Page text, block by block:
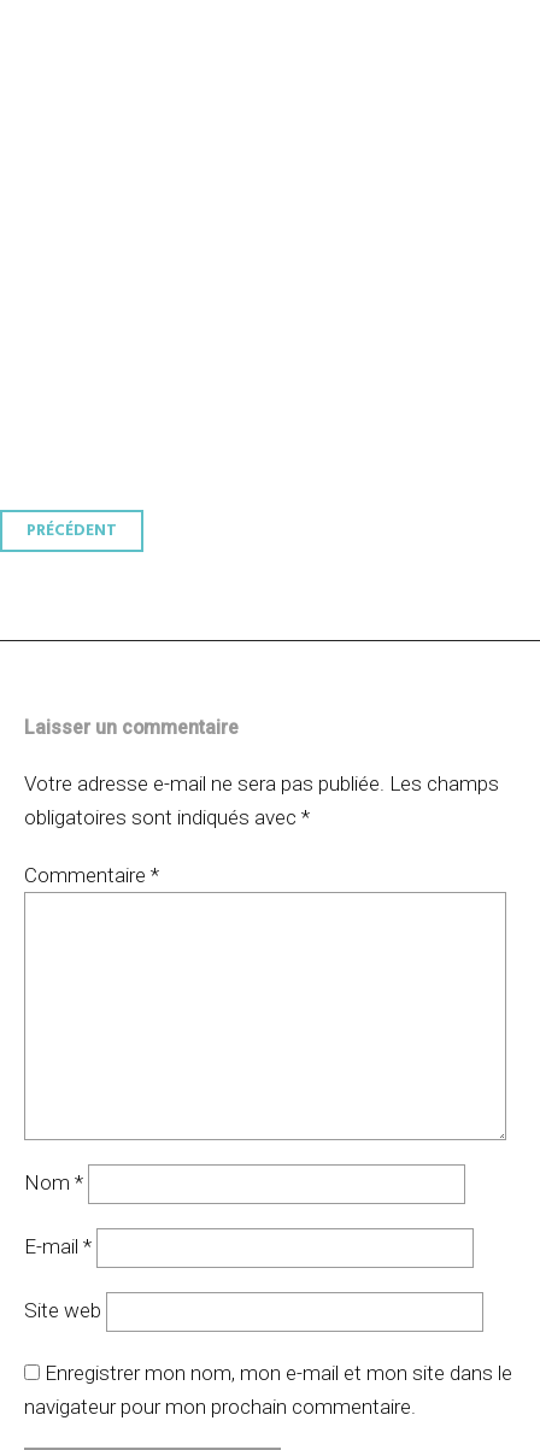
Navigation
PRÉCÉDENT
Laisser un commentaire
Votre adresse e-mail ne sera pas publiée. Les champs
obligatoires sont indiqués avec *
Commentaire *
Nom *
E-mail *
Site web
Enregistrer mon nom, mon e-mail et mon site dans le
navigateur pour mon prochain commentaire.